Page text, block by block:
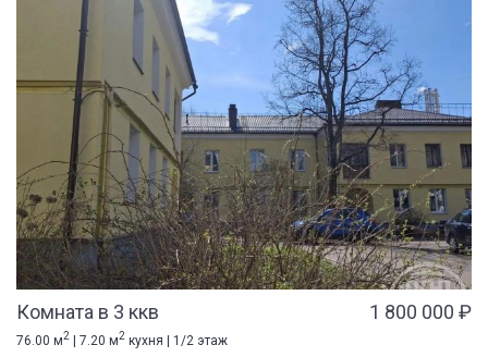
Комната в 3 ккв 1 800 000 ₽
76.00 м2 | 7.20 м2 кухня | 1/2 этаж